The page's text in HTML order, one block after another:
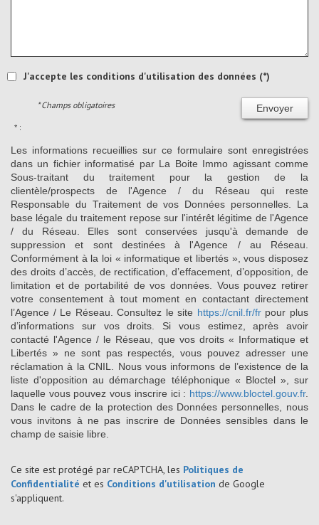
J'accepte les conditions d'utilisation des données (*)
Envoyer
* Champs obligatoires
* :
Les informations recueillies sur ce formulaire sont enregistrées
dans un fichier informatisé par La Boite Immo agissant comme
Sous-traitant du traitement pour la gestion de la
clientèle/prospects de l'Agence / du Réseau qui reste
Responsable du Traitement de vos Données personnelles. La
base légale du traitement repose sur l'intérêt légitime de l'Agence
/ du Réseau. Elles sont conservées jusqu'à demande de
suppression et sont destinées à l'Agence / au Réseau.
Conformément à la loi « informatique et libertés », vous disposez
des droits d’accès, de rectification, d’effacement, d’opposition, de
limitation et de portabilité de vos données. Vous pouvez retirer
votre consentement à tout moment en contactant directement
l’Agence / Le Réseau. Consultez le site https://cnil.fr/frpour plus
d’informations sur vos droits. Si vous estimez, après avoir
contacté l'Agence / le Réseau, que vos droits « Informatique et
Libertés » ne sont pas respectés, vous pouvez adresser une
réclamation à la CNIL. Nous vous informons de l’existence de la
liste d'opposition au démarchage téléphonique « Bloctel », sur
laquelle vous pouvez vous inscrire ici : https://www.bloctel.gouv.fr.
Dans le cadre de la protection des Données personnelles, nous
vous invitons à ne pas inscrire de Données sensibles dans le
champ de saisie libre.
Ce site est protégé par reCAPTCHA, les Politiques de
Confidentialité et es Conditions d'utilisation de Google
s'appliquent.